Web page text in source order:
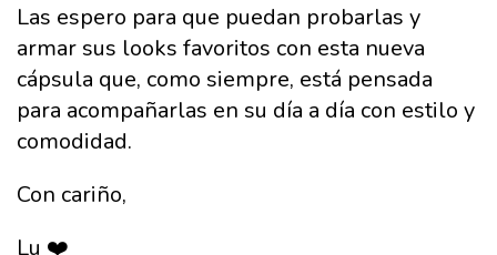
Las espero para que puedan probarlas y
armar sus looks favoritos con esta nueva
cápsula que, como siempre, está pensada
para acompañarlas en su día a día con estilo y
comodidad.
Con cariño,
Lu ❤️